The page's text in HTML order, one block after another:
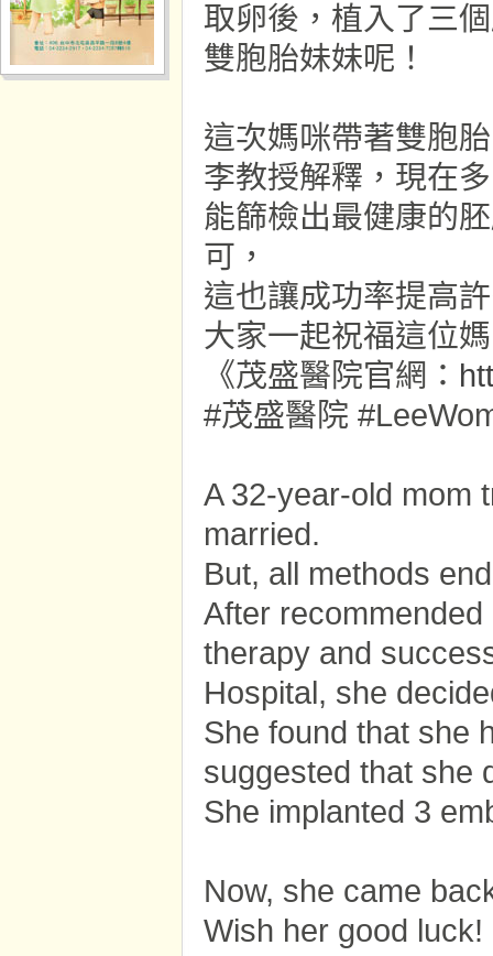
取卵後，植入了三
雙胞胎妹妹呢！
這次媽咪帶著雙胞
李教授解釋，現在
能篩檢出最健康的
可，
這也讓成功率提高
大家一起祝福這位
《茂盛醫院官網：
#茂盛醫院
A 32-year-old mom
married.
But, all methods
After
therapy and
Hospital, she
She found that she
suggested that she
She implanted 3
Now, she came
Wish her good luck!